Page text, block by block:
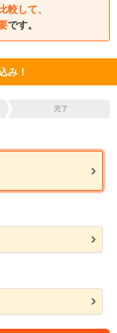
較して、
です。
み！
完了